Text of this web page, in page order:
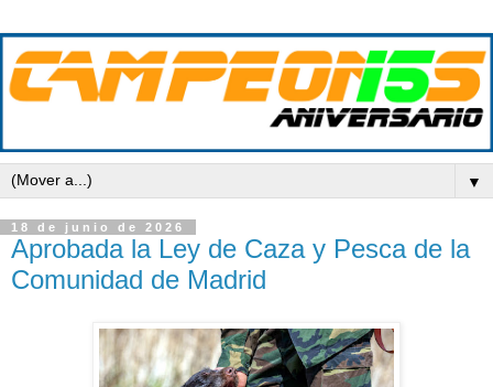
▼
18 de junio de 2026
Aprobada la Ley de Caza y Pesca de la
Comunidad de Madrid